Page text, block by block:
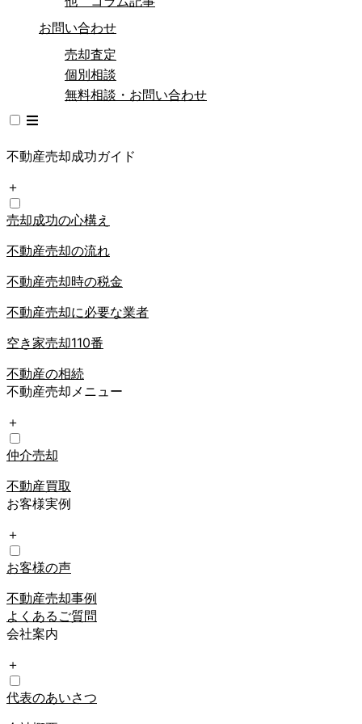
お問い合わせ
売却査定
個別相談
無料相談・お問い合わせ
不動産売却成功ガイド
＋
売却成功の心構え
不動産売却の流れ
不動産売却時の税金
不動産売却に必要な業者
空き家売却110番
不動産の相続
不動産売却メニュー
＋
仲介売却
不動産買取
お客様実例
＋
お客様の声
不動産売却事例
よくあるご質問
会社案内
＋
代表のあいさつ